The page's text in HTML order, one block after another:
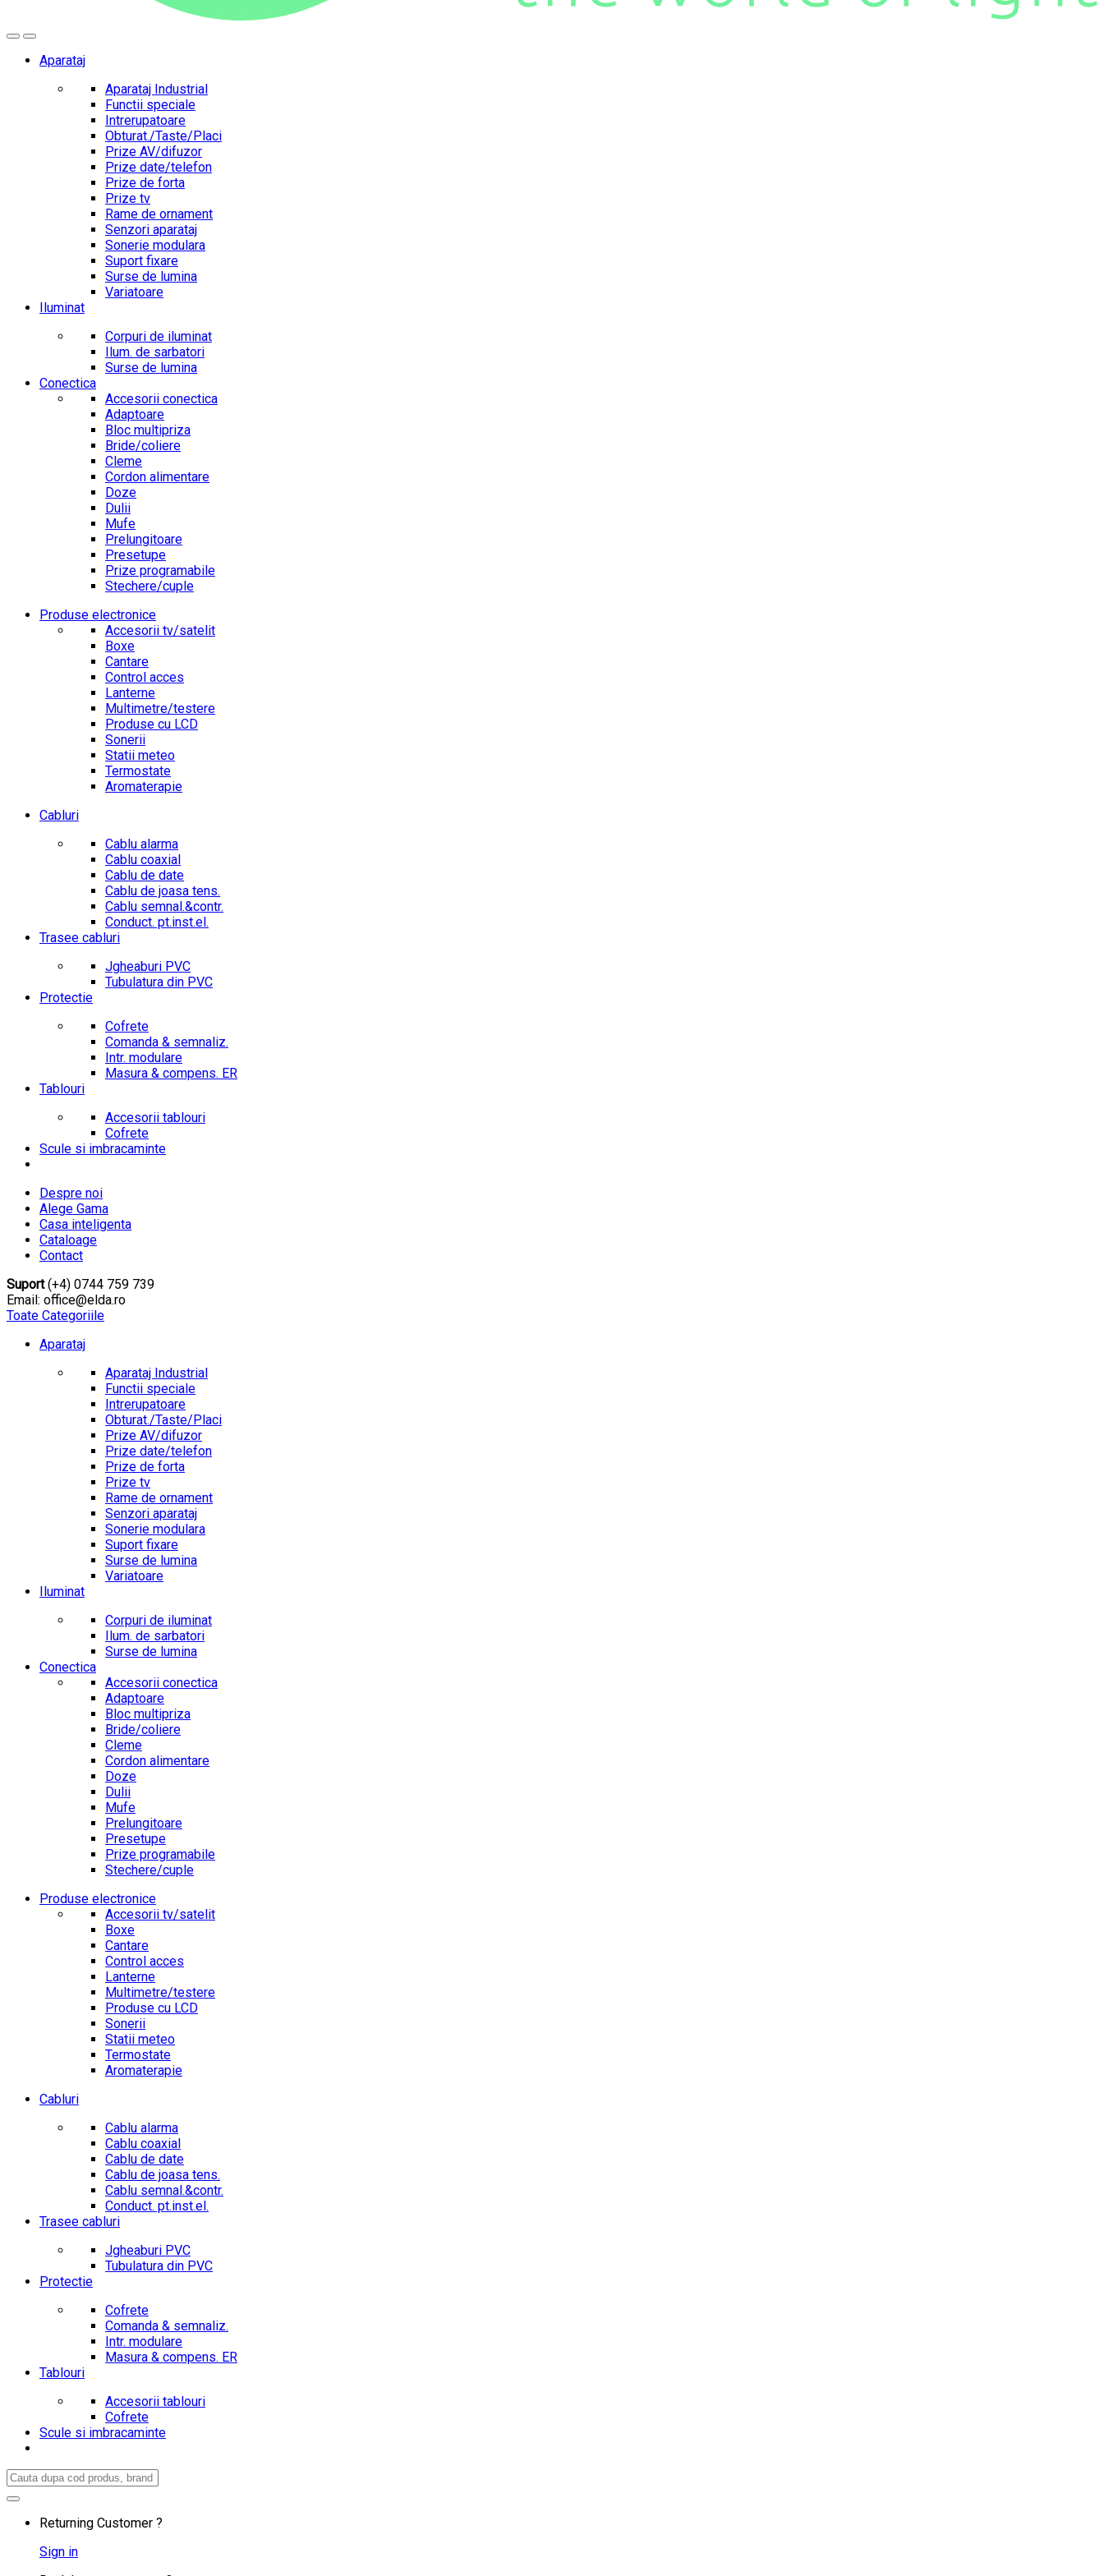
Aparataj
Aparataj Industrial
Functii speciale
Intrerupatoare
Obturat./Taste/Placi
Prize AV/difuzor
Prize date/telefon
Prize de forta
Prize tv
Rame de ornament
Senzori aparataj
Sonerie modulara
Suport fixare
Surse de lumina
Variatoare
Iluminat
Corpuri de iluminat
Ilum. de sarbatori
Surse de lumina
Conectica
Accesorii conectica
Adaptoare
Bloc multipriza
Bride/coliere
Cleme
Cordon alimentare
Doze
Dulii
Mufe
Prelungitoare
Presetupe
Prize programabile
Stechere/cuple
Produse electronice
Accesorii tv/satelit
Boxe
Cantare
Control acces
Lanterne
Multimetre/testere
Produse cu LCD
Sonerii
Statii meteo
Termostate
Aromaterapie
Cabluri
Cablu alarma
Cablu coaxial
Cablu de date
Cablu de joasa tens.
Cablu semnal.&contr.
Conduct. pt.inst.el.
Trasee cabluri
Jgheaburi PVC
Tubulatura din PVC
Protectie
Cofrete
Comanda & semnaliz.
Intr. modulare
Masura & compens. ER
Tablouri
Accesorii tablouri
Cofrete
Scule si imbracaminte
Despre noi
Alege Gama
Casa inteligenta
Cataloage
Contact
Suport(+4) 0744 759 739
Email: office@elda.ro
Toate Categoriile
Aparataj
Aparataj Industrial
Functii speciale
Intrerupatoare
Obturat./Taste/Placi
Prize AV/difuzor
Prize date/telefon
Prize de forta
Prize tv
Rame de ornament
Senzori aparataj
Sonerie modulara
Suport fixare
Surse de lumina
Variatoare
Iluminat
Corpuri de iluminat
Ilum. de sarbatori
Surse de lumina
Conectica
Accesorii conectica
Adaptoare
Bloc multipriza
Bride/coliere
Cleme
Cordon alimentare
Doze
Dulii
Mufe
Prelungitoare
Presetupe
Prize programabile
Stechere/cuple
Produse electronice
Accesorii tv/satelit
Boxe
Cantare
Control acces
Lanterne
Multimetre/testere
Produse cu LCD
Sonerii
Statii meteo
Termostate
Aromaterapie
Cabluri
Cablu alarma
Cablu coaxial
Cablu de date
Cablu de joasa tens.
Cablu semnal.&contr.
Conduct. pt.inst.el.
Trasee cabluri
Jgheaburi PVC
Tubulatura din PVC
Protectie
Cofrete
Comanda & semnaliz.
Intr. modulare
Masura & compens. ER
Tablouri
Accesorii tablouri
Cofrete
Scule si imbracaminte
Search
for:
Returning Customer ?
Sign in